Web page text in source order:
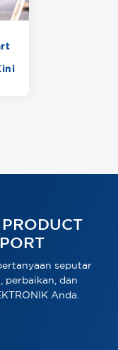
seputar
perbaikan, dan
Anda.